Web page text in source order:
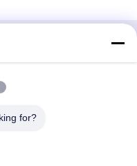
province du
for?